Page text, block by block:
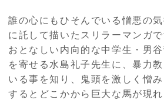
誰の心にもひそんでいる憎悪の
に託して描いたスリラーマンガで
おとなしい内向的な中学生・男
を寄せる水島礼子先生に、暴力
いる事を知り、鬼頭を激しく憎み
するとどこかから巨大な馬が現